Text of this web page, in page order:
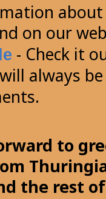
on our
- Check it
always
to
the rest